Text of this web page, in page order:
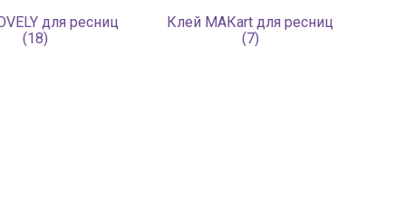
для ресниц
(18)
Клей МАКart для ресниц
(7)